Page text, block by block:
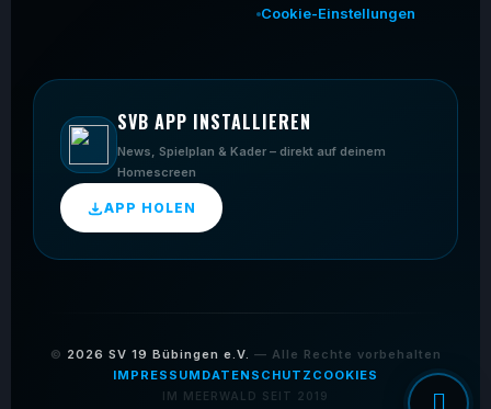
Cookie-Einstellungen
SVB APP INSTALLIEREN
News, Spielplan & Kader – direkt auf deinem
Homescreen
APP HOLEN
© 2026 SV 19 Bübingen e.V. — Alle Rechte vorbehalten
IMPRESSUM DATENSCHUTZ COOKIES
IM MEERWALD SEIT 2019